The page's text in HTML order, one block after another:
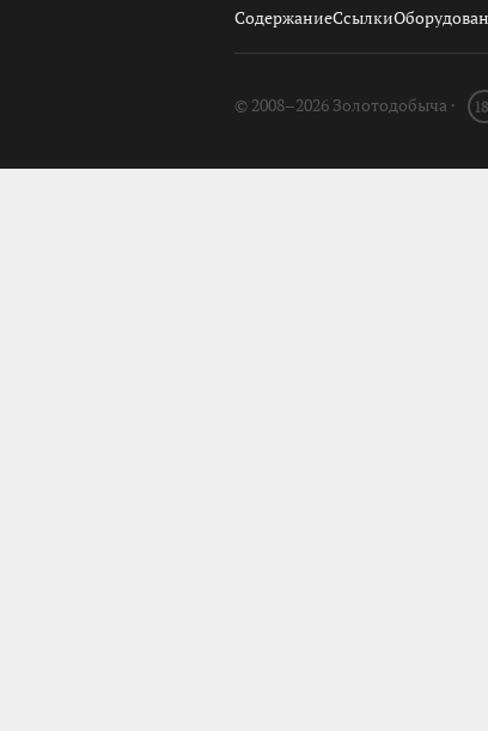
СодержаниеСсылки
© 2008–2026 Золотодобыча ·